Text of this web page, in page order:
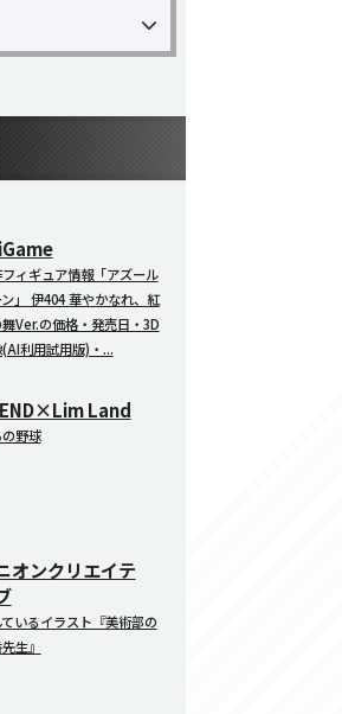
ィギュア情報「アズール
ン」 伊404 華やかなれ、紅
Ver.の価格・発売日・3D
利用試用版)・...
Land
野球
オンクリエイテ
いるイラスト『美術部の
生』